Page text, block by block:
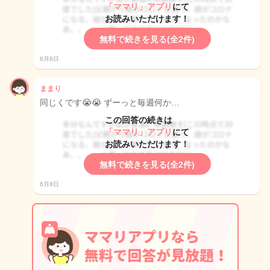
「ママリ」アプリ にて
お読みいただけます！
無料で続きを見る(全2件)
6月8日
ままり
同じくです😭😭 ずーっと毎週何か…
この回答の続きは
「ママリ」アプリ にて
お読みいただけます！
無料で続きを見る(全2件)
6月8日